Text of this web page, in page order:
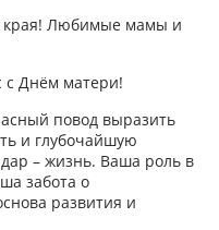
края! Любимые мамы и
с Днём матери!
повод выразить
и глубочайшую
– жизнь. Ваша роль в
забота о
развития и